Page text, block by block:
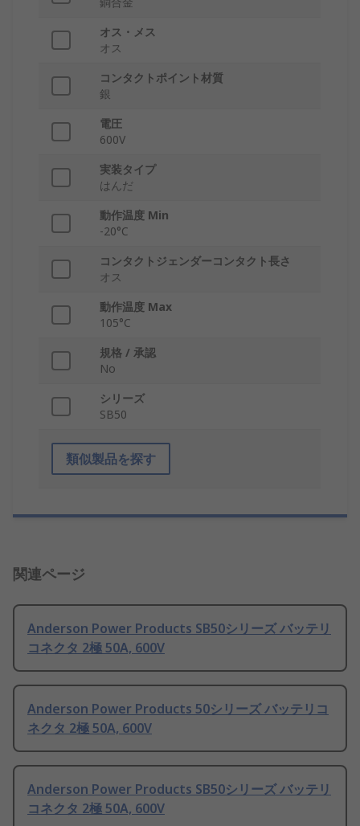
オス・メス
オス
コンタクトポイント材質
銀
電圧
600V
実装タイプ
はんだ
動作温度 Min
-20°C
コンタクトジェンダーコンタクト長さ
オス
動作温度 Max
105°C
規格 / 承認
No
シリーズ
SB50
類似製品を探す
関連ページ
Anderson Power Products SB50シリーズ バッテリ
コネクタ 2極 50A, 600V
Anderson Power Products 50シリーズ バッテリコ
ネクタ 2極 50A, 600V
Anderson Power Products SB50シリーズ バッテリ
コネクタ 2極 50A, 600V